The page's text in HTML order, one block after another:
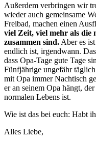
Außerdem verbringen wir
wieder auch gemeinsame
Freibad, machen einen
viel Zeit, viel mehr als die
zusammen sind. Aber es
endlich ist, irgendwann.
dass Opa-Tage gute Tage
Fünfjährige ungefähr
mit Opa immer Nachtisch
er an seinem Opa hängt,
normalen Lebens ist.
Wie ist das bei euch: Habt
Alles Liebe,